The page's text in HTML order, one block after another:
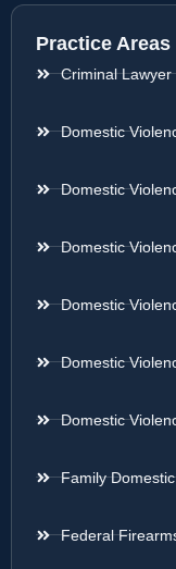
Practice Areas
Criminal Lawyer
Domestic
Domestic
Domestic
Domestic
Domestic
Domestic
Family
Federal